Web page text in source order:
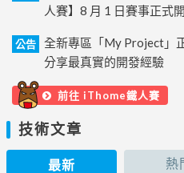
人賽】8 月 1 日賽事正式
公告
全新專區「My Project」
分享最真實的開發經驗
前往 iThome鐵人賽
技術文章
最新 熱